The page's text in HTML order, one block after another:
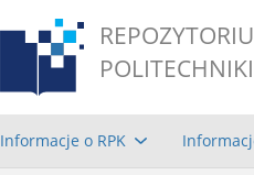
Informacje o RPK